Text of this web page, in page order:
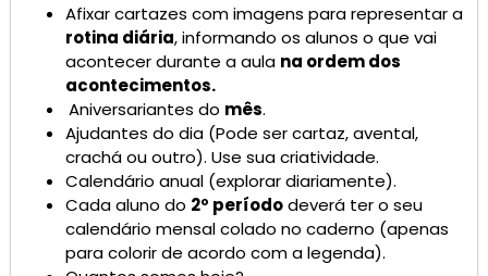
Afixar cartazes com imagens para representar a
rotina diária, informando os alunos o que vai
acontecer durante a aula na ordem dos
acontecimentos.
Aniversariantes do mês.
Ajudantes do dia (Pode ser cartaz, avental,
crachá ou outro). Use sua criatividade.
Calendário anual (explorar diariamente).
Cada aluno do 2º períododeverá ter o seu
calendário mensal colado no caderno (apenas
para colorir de acordo com a legenda).